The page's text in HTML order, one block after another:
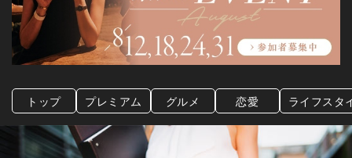
トップ プレミアム グルメ 恋愛 ライフスタ